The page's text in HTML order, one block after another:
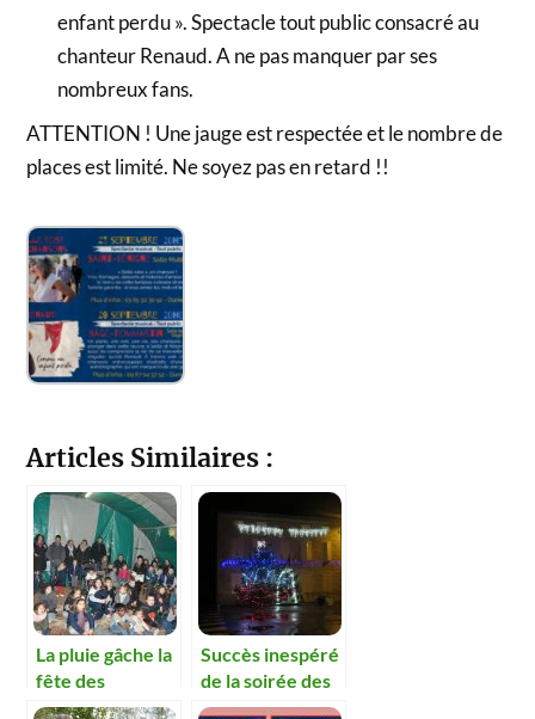
enfant perdu ». Spectacle tout public consacré au
chanteur Renaud. A ne pas manquer par ses
nombreux fans.
ATTENTION ! Une jauge est respectée et le nombre de
places est limité. Ne soyez pas en retard !!
Articles Similaires :
La pluie gâche la
fête des
illuminations
Succès inespéré
de la soirée des
illuminations